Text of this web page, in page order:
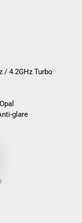
/ 4.2GHz Turbo
glare